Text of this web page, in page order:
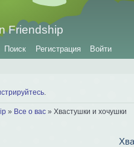
Friendship
Поиск Регистрация Войти
» Все о вас » Хвастушки и хочушки